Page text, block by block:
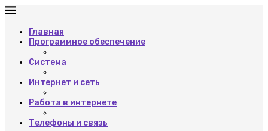
Главная
Программное обеспечение
Система
Интернет и сеть
Работа в интернете
Телефоны и связь